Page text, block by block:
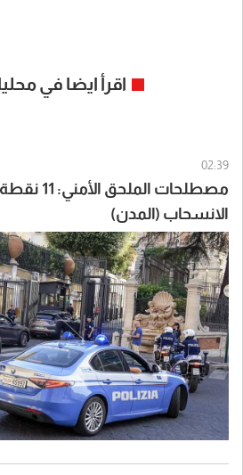
اقرأ ايضا في
02:39
مصطلحات
الانسحاب (المدن)